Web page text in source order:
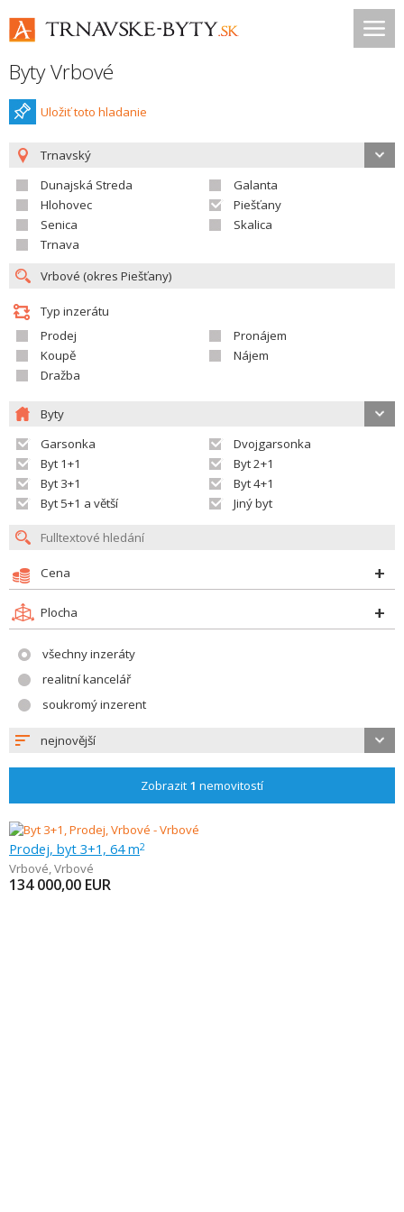
Byty Vrbové
Uložiť toto hladanie
Trnavský
Dunajská Streda
Galanta
Hlohovec
Piešťany
Senica
Skalica
Trnava
Typ inzerátu
Prodej
Pronájem
Koupě
Nájem
Dražba
Byty
Garsonka
Dvojgarsonka
Byt 1+1
Byt 2+1
Byt 3+1
Byt 4+1
Byt 5+1 a větší
Jiný byt
Cena
Plocha
všechny inzeráty
realitní kancelář
soukromý inzerent
nejnovější
Zobrazit 1 nemovitostí
Prodej, byt 3+1, 64 m2
Vrbové,Vrbové
134 000,00 EUR